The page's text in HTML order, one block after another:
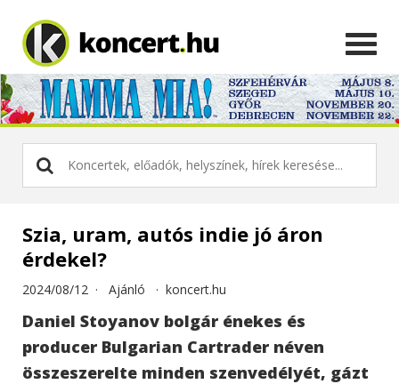
Szia, uram, autós indie jó áron
érdekel?
2024/08/12 · Ajánló · koncert.hu
Daniel Stoyanov bolgár énekes és
producer Bulgarian Cartrader néven
összeszerelte minden szenvedélyét, gázt